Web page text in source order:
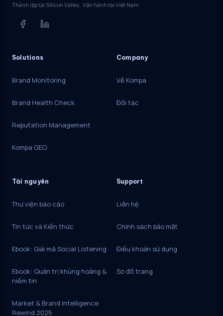
Thành lập tại Silicon Valley · Vận hành tại Việt Nam
Solutions
Brand Monitoring
Brand Health Check
Reputation Management
Kompa GEO
Company
Về Kompa
Đối tác
Tài nguyên
Thư viện báo cáo
Tin tức và Kiến thức
Ebook: Giải mã Social Listening
Ebook: Quản trị khủng hoảng &
niềm tin
Market & Brand Intelligence
Rewind 2025
Support
Liên hệ
Chính sách bảo mật
Điều khoản sử dụng
Sơ đồ trang